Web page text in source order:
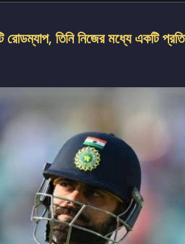
তিনি নিজের মধ্যে একটি